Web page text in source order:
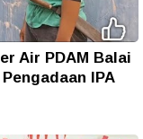
Air PDAM Balai
IPA